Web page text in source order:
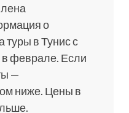
о
в Тунис с
в феврале. Если
—
ниже. Цены в